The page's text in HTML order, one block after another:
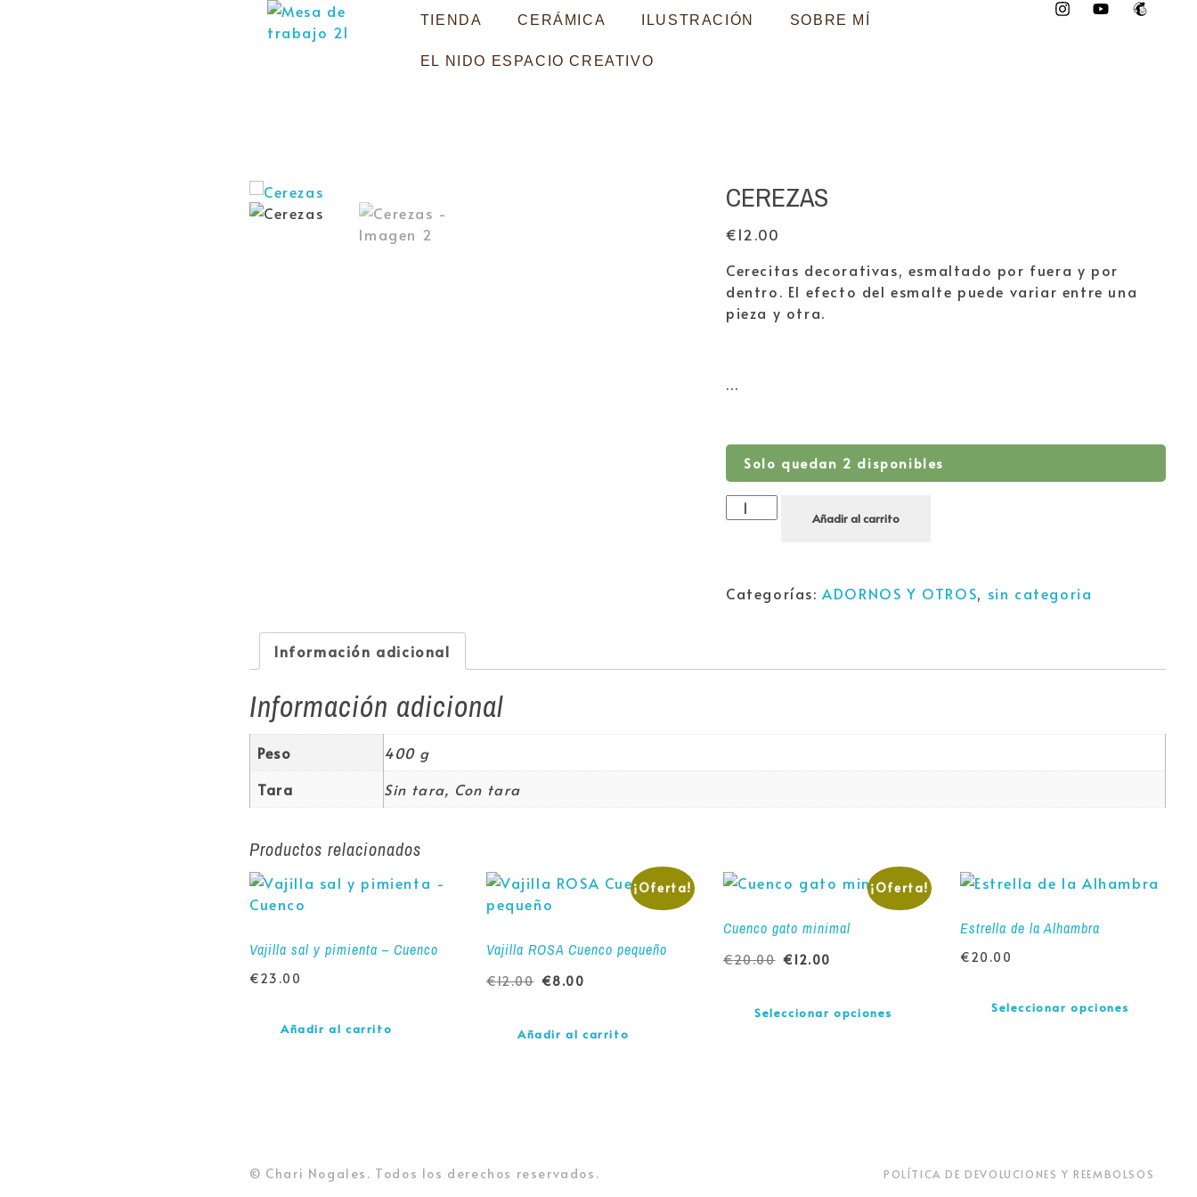
TIENDA CERÁMICA ILUSTRACIÓN SOBRE MÍ
EL NIDO ESPACIO CREATIVO
CEREZAS
€12.00
Cerecitas decorativas, esmaltado por fuera y por
dentro. El efecto del esmalte puede variar entre una
pieza y otra.
…
Solo quedan 2 disponibles
Añadir al carrito
Categorías:ADORNOS Y OTROS, sin categoria
Información adicional
Información adicional
Peso
400 g
Tara
Sin tara, Con tara
Productos relacionados
Vajilla sal y pimienta – Cuenco
€23.00
Añadir al carrito
¡Oferta!
Vajilla ROSA Cuenco pequeño
€12.00 €8.00
Añadir al carrito
¡Oferta!
Cuenco gato minimal
€20.00 € 12.00
Seleccionar opciones
Estrella de la Alhambra
€20.00
Seleccionar opciones
© Chari Nogales. Todos los derechos reservados. POLÍTICA DE DEVOLUCIONES Y REEMBOLSOS